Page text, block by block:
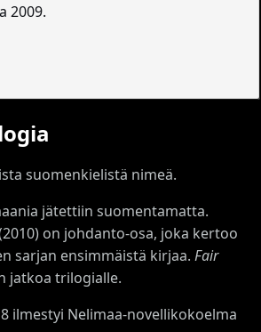
2009.
suomenkielistä nimeä.
jätettiin suomentamatta.
on johdanto-osa, joka kertoo
sarjan ensimmäistä kirjaa.Fair
jatkoa trilogialle.
ilmestyi Nelimaa-novellikokoelma